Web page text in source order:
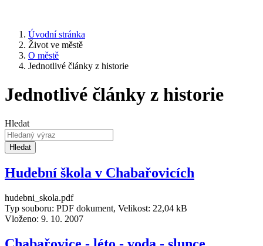
Úvodní stránka
Život ve městě
O městě
Jednotlivé články z historie
Jednotlivé články z historie
Hledat
Hledat
Hudební škola v Chabařovicích
hudebni_skola.pdf
Typ souboru: PDF dokument, Velikost: 22,04 kB
Vloženo: 9. 10. 2007